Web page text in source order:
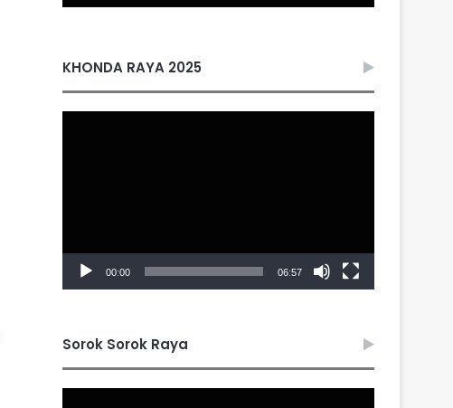
KHONDA RAYA 2025
00:00 06:57
Sorok Sorok Raya